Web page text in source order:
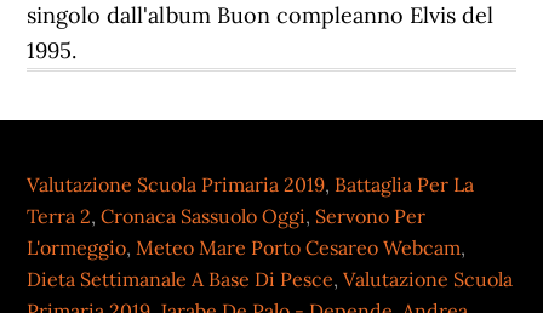
singolo dall'album Buon compleanno Elvis del
1995.
Valutazione Scuola Primaria 2019, Battaglia Per La
Terra 2,Cronaca Sassuolo Oggi, Servono Per
L'ormeggio,Meteo Mare Porto Cesareo Webcam,
Dieta Settimanale A Base Di Pesce,Valutazione Scuola